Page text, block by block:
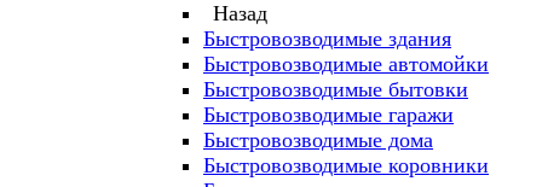
Назад
Быстровозводимые здания
Быстровозводимые автомойки
Быстровозводимые бытовки
Быстровозводимые гаражи
Быстровозводимые дома
Быстровозводимые коровники